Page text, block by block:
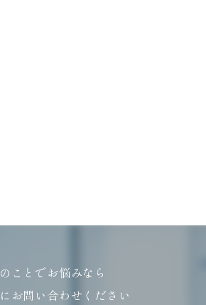
ことでお悩みなら
お問い合わせください